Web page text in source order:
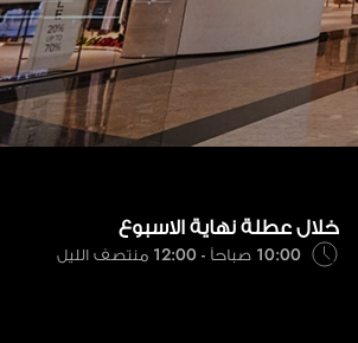
خلال عطلة نهاية الاسبوع
10:00 صباحاً - 12:00 منتصف الليل